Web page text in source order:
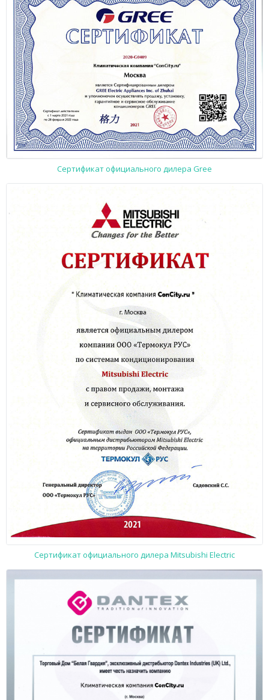
Сертификат официального дилера Gree
Сертификат официального дилера Mitsubishi Electric